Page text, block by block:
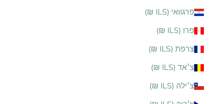
פרגוואי (ILS ₪)
פרו (ILS ₪)
צרפת (ILS ₪)
צ׳אד (ILS ₪)
צ׳ילה (ILS ₪)